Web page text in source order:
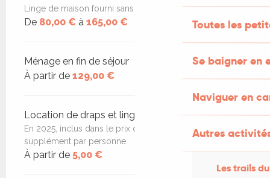
Toutes les
Se baigner en
Naviguer en
Autres
Les trails
Linge de maison fourni sans supplément
De 80,00 € à 165,00 €
Ménage en fin de séjour
À partir de 129,00 €
Location de draps et linge de maison
En 2025, inclus dans le prix de la location. En 2026,
supplément par personne.
À partir de 5,00 €